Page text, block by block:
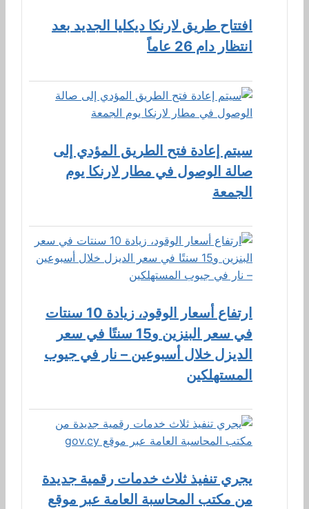
افتتاح طريق لارنكا ديكليا الجديد بعد
انتظار دام 26 عاماً
سيتم إعادة فتح الطريق المؤدي إلى
صالة الوصول في مطار لارنكا يوم
الجمعة
ارتفاع أسعار الوقود، زيادة 10 سنتات
في سعر البنزين و15 سنتًا في سعر
الديزل خلال أسبوعين – نار في جيوب
المستهلكين
يجري تنفيذ ثلاث خدمات رقمية جديدة
من مكتب المحاسبة العامة عبر موقع